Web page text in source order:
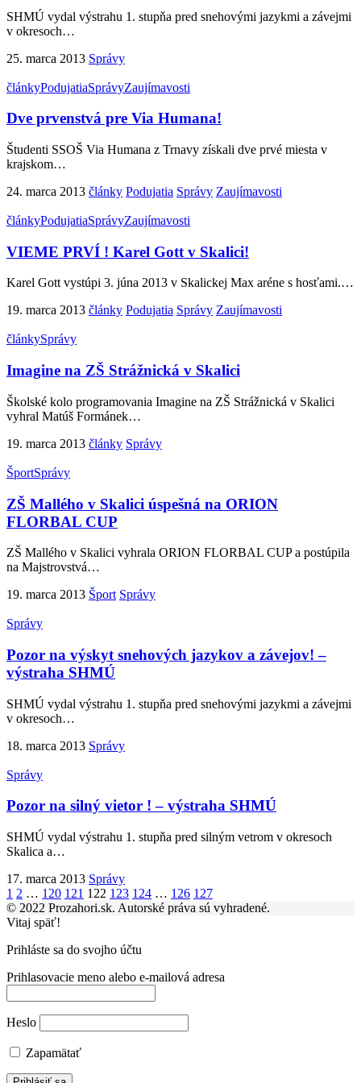
SHMÚ vydal výstrahu 1. stupňa pred snehovými jazykmi a závejmi
v okresoch…
25. marca 2013 Správy
článkyPodujatiaSprávyZaujímavosti
Dve prvenstvá pre Via Humana!
Študenti SSOŠ Via Humana z Trnavy získali dve prvé miesta v
krajskom…
24. marca 2013 články Podujatia Správy Zaujímavosti
článkyPodujatiaSprávyZaujímavosti
VIEME PRVÍ ! Karel Gott v Skalici!
Karel Gott vystúpi 3. júna 2013 v Skalickej Max aréne s hosťami.…
19. marca 2013 články Podujatia Správy Zaujímavosti
článkySprávy
Imagine na ZŠ Strážnická v Skalici
Školské kolo programovania Imagine na ZŠ Strážnická v Skalici
vyhral Matúš Formánek…
19. marca 2013 články Správy
ŠportSprávy
ZŠ Mallého v Skalici úspešná na ORION
FLORBAL CUP
ZŠ Mallého v Skalici vyhrala ORION FLORBAL CUP a postúpila
na Majstrovstvá…
19. marca 2013 Šport Správy
Správy
Pozor na výskyt snehových jazykov a závejov! –
výstraha SHMÚ
SHMÚ vydal výstrahu 1. stupňa pred snehovými jazykmi a závejmi
v okresoch…
18. marca 2013 Správy
Správy
Pozor na silný vietor ! – výstraha SHMÚ
SHMÚ vydal výstrahu 1. stupňa pred silným vetrom v okresoch
Skalica a…
17. marca 2013 Správy
1 2 … 120 121 122 123 124 … 126 127
© 2022 Prozahori.sk. Autorské práva sú vyhradené.
Vitaj späť!
Prihláste sa do svojho účtu
Prihlasovacie meno alebo e-mailová adresa
Heslo
Zapamätať